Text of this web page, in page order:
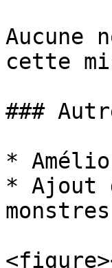
Aucune
cette
###
*
* Ajout